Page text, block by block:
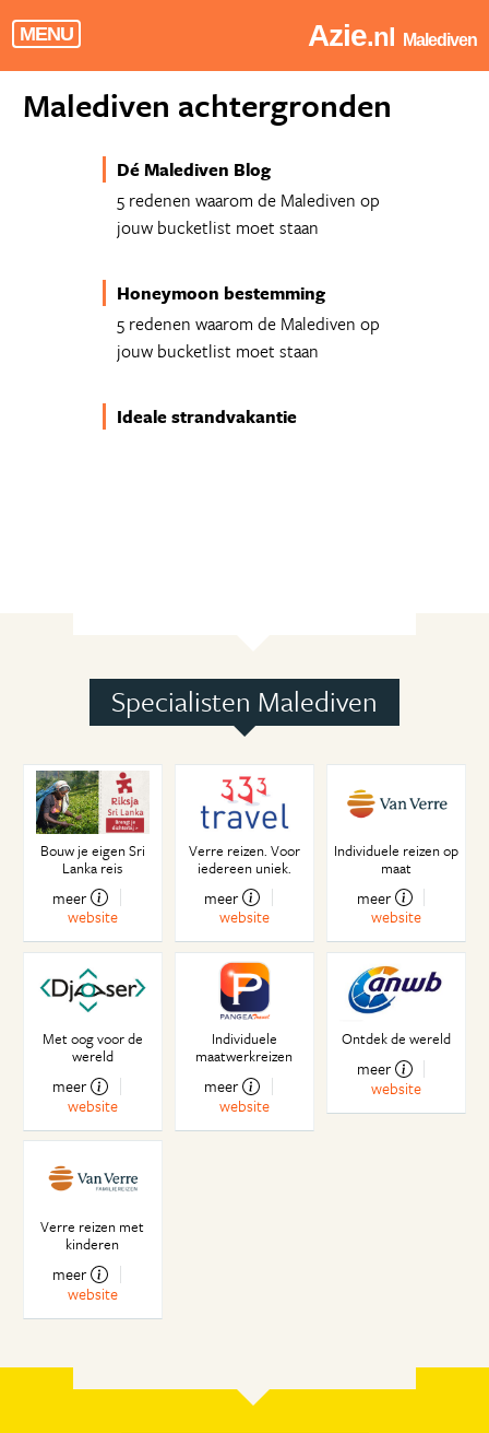
MENU Azie.nl Malediven
Malediven achtergronden
Dé Malediven Blog
5 redenen waarom de Malediven op
jouw bucketlist moet staan
Honeymoon bestemming
5 redenen waarom de Malediven op
jouw bucketlist moet staan
Ideale strandvakantie
Specialisten Malediven
Bouw je eigen Sri
Lanka reis
meer
website
Verre reizen. Voor
iedereen uniek.
meer
website
Individuele reizen op
maat
meer
website
Met oog voor de
wereld
meer
website
Individuele
maatwerkreizen
meer
website
Ontdek de wereld
meer
website
Verre reizen met
kinderen
meer
website